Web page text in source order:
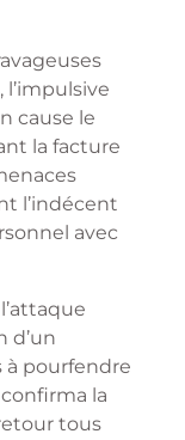
cause le
la facture
l’indécent
avec
d’un
à pourfendre
la
tous